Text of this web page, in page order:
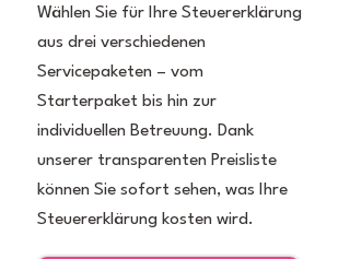
Wählen Sie für Ihre Steuererklärung
aus drei verschiedenen
Servicepaketen – vom
Starterpaket bis hin zur
individuellen Betreuung. Dank
unserer transparenten Preisliste
können Sie sofort sehen, was Ihre
Steuererklärung kosten wird.